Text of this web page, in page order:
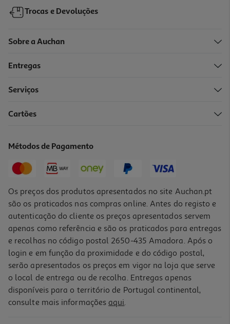
-21%
Price reduced from
202,99 €to
Promoção
Alojamento Odisseias - 3 Dias Fugas Em Família
Trocas e Devoluções
Sobre a Auchan
Entregas
Serviços
Cartões
Métodos de Pagamento
Os preços dos produtos apresentados no site Auchan.pt
são os praticados nas compras online. Antes do registo e
autenticação do cliente os preços apresentados servem
apenas como referência e são os praticados para entregas
e recolhas no código postal 2650-435 Amadora. Após o
login e em função da proximidade e do código postal,
serão apresentados os preços em vigor na loja que serve
o local de entrega ou de recolha. Entregas apenas
disponíveis para o território de Portugal continental,
consulte mais informações aqui.